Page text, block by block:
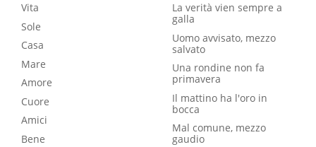
Vita
Sole
Casa
Mare
Amore
Cuore
Amici
Bene
La verità vien sempre a
galla
Uomo avvisato, mezzo
salvato
Una rondine non fa
primavera
Il mattino ha l'oro in
bocca
Mal comune, mezzo
gaudio